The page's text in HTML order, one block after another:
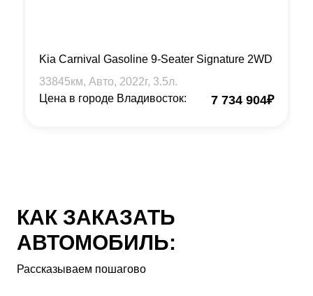
Kia Carnival Gasoline 9-Seater Signature 2WD
33845км, Авто, 2022г, 3.5л.
Цена в городе Владивосток:
7 734 904₽
КАК ЗАКАЗАТЬ
АВТОМОБИЛЬ:
Рассказываем пошагово